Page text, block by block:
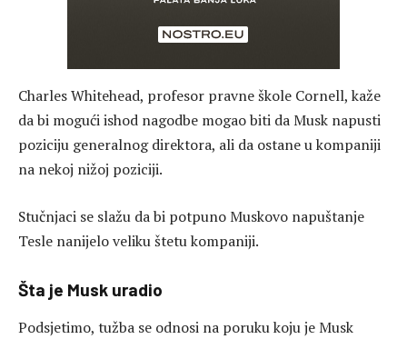
Charles Whitehead, profesor pravne škole Cornell, kaže
da bi mogući ishod nagodbe mogao biti da Musk napusti
poziciju generalnog direktora, ali da ostane u kompaniji
na nekoj nižoj poziciji.
Stučnjaci se slažu da bi potpuno Muskovo napuštanje
Tesle nanijelo veliku štetu kompaniji.
Šta je Musk uradio
Podsjetimo, tužba se odnosi na poruku koju je Musk